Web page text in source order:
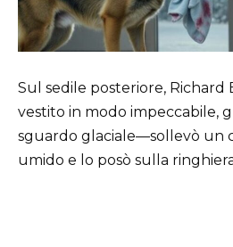
Sul sedile posteriore,
vestito in modo impeccabile,
sguardo glaciale—sollevò un
umido e lo posò sulla